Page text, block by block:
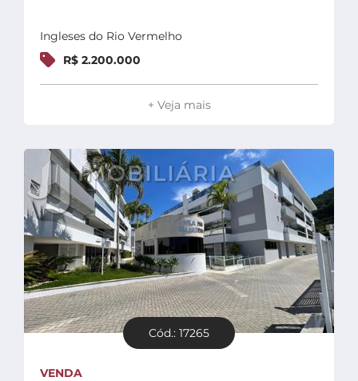
Ingleses do Rio Vermelho
R$ 2.200.000
+ Veja mais
Cód.: 17265
VENDA